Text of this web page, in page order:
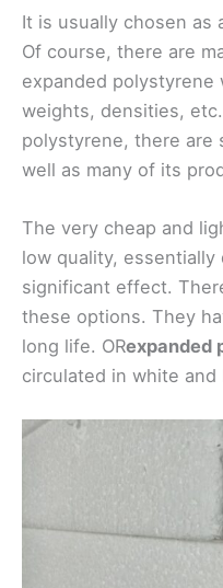
It is usually chosen as
Of course, there are
expanded
weights, densities,
polystyrene, there are
well as many of its
The very cheap and
low quality,
significant effect.
these options. They
long life. ORexpanded
circulated in white and